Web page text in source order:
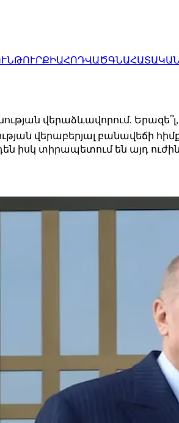
ԹՈՒՐՔԻԱՀՈԴՎԱԾԳՆԱՀԱՏԱԿԱՆ
վերաձևավորում. Երազե՞լ,
վերաբերյալ բանավեճի
իսկ տիրապետում են այդ